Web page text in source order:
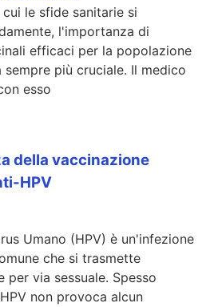
le sfide sanitarie si
l'importanza di
efficaci per la popolazione
sempre più cruciale. Il medico
esso
della vaccinazione
HPV
Umano (HPV) è un'infezione
che si trasmette
per via sessuale. Spesso
non provoca alcun